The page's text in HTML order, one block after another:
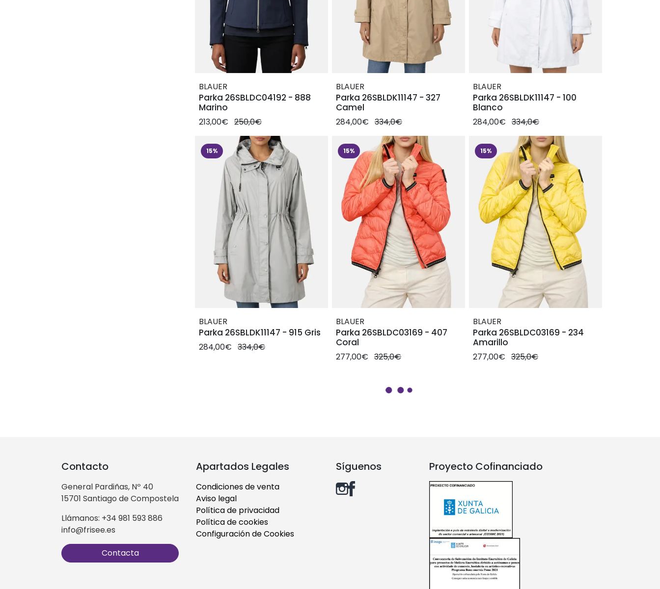
BLAUER
Parka 26SBLDC04192 - 888
Marino
213,00€ 250,0€
BLAUER
Parka 26SBLDK11147 - 327
Camel
284,00€ 334,0€
BLAUER
Parka 26SBLDK11147 - 100
Blanco
284,00€ 334,0€
15%
BLAUER
Parka 26SBLDK11147 - 915 Gris
284,00€ 334,0€
15%
BLAUER
Parka 26SBLDC03169 - 407
Coral
277,00€ 325,0€
15%
BLAUER
Parka 26SBLDC03169 - 234
Amarillo
277,00€ 325,0€
Contacto
General Pardiñas, Nº 40
15701 Santiago de Compostela
Llámanos: +34 981 593 886
info@frisee.es
Contacta
Apartados Legales
Condiciones de venta
Aviso legal
Política de privacidad
Política de cookies
Configuración de Cookies
Síguenos Proyecto Cofinanciado